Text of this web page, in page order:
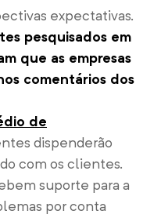
expectativas.
pesquisados em
que as empresas
comentários dos
de
dispenderão
com os clientes.
suporte para a
por conta